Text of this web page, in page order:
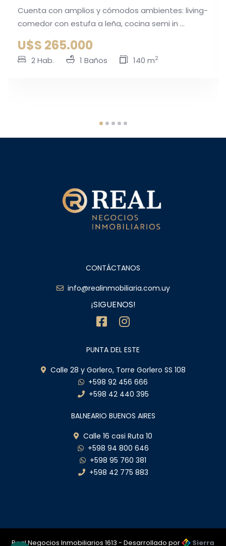
Cuenta con amplios y cómodos ambientes: living-
comedor con estufa a leña, cocina semi in ...
U$S 265.000
2 Hab. 1 Baños 140 m2
CONTÁCTANOS
info@realinmobiliaria.com.uy
¡SIGUENOS!
PUNTA DEL ESTE
Calle 28 y Gorlero, Torre Gorlero SS 108
+598 92 456 666
+598 42 440 395
BALNEARIO BUENOS AIRES
Calle 16 casi Ruta 10
+598 94 800 646
+598 95 760 381
+598 42 775 883
Real Negocios Inmobiliarios 1613 - Desarrollado por Sierra